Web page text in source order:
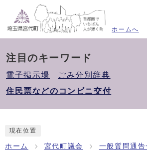
ホームへ
注目のキーワード
電子掲示場
ごみ分別辞典
住民票などのコンビニ交付
現在位置
ホーム 宮代町議会 一般質問通告